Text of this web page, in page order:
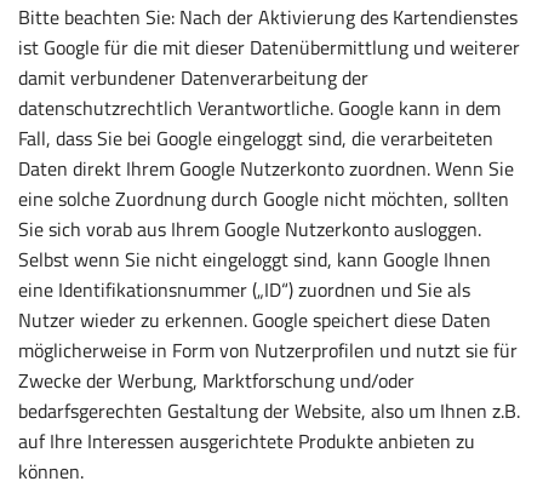
Bitte beachten Sie: Nach der Aktivierung des Kartendienstes
ist Google für die mit dieser Datenübermittlung und weiterer
damit verbundener Datenverarbeitung der
datenschutzrechtlich Verantwortliche. Google kann in dem
Fall, dass Sie bei Google eingeloggt sind, die verarbeiteten
Daten direkt Ihrem Google Nutzerkonto zuordnen. Wenn Sie
eine solche Zuordnung durch Google nicht möchten, sollten
Sie sich vorab aus Ihrem Google Nutzerkonto ausloggen.
Selbst wenn Sie nicht eingeloggt sind, kann Google Ihnen
eine Identifikationsnummer („ID“) zuordnen und Sie als
Nutzer wieder zu erkennen. Google speichert diese Daten
möglicherweise in Form von Nutzerprofilen und nutzt sie für
Zwecke der Werbung, Marktforschung und/oder
bedarfsgerechten Gestaltung der Website, also um Ihnen z.B.
auf Ihre Interessen ausgerichtete Produkte anbieten zu
können.